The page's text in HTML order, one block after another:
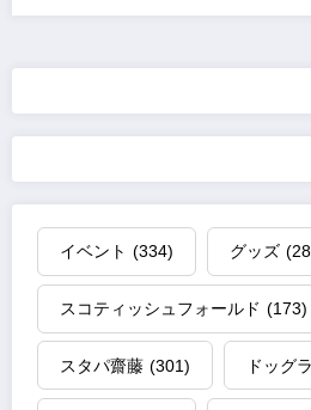
イベント (334) グッズ
スコティッシュフォールド (173)
スタパ齋藤 (301) ドッグ